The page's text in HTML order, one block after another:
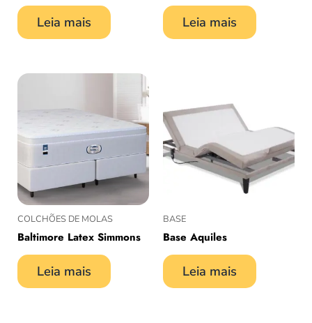
Leia mais Leia mais
COLCHÕES DE MOLAS
Baltimore Latex Simmons
Leia mais
BASE
Base Aquiles
Leia mais